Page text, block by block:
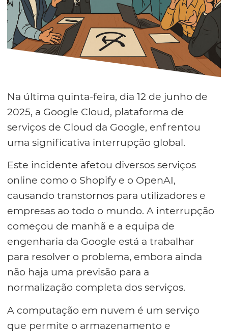
Na última quinta-feira, dia 12 de junho de
2025, a Google Cloud, plataforma de
serviços de Cloud da Google, enfrentou
uma significativa interrupção global.
Este incidente afetou diversos serviços
online como o Shopify e o OpenAI,
causando transtornos para utilizadores e
empresas ao todo o mundo. A interrupção
começou de manhã e a equipa de
engenharia da Google está a trabalhar
para resolver o problema, embora ainda
não haja uma previsão para a
normalização completa dos serviços.
A computação em nuvem é um serviço
que permite o armazenamento e